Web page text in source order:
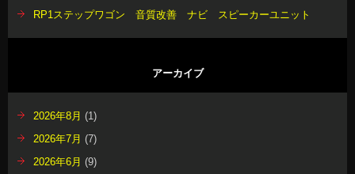
RP1ステップワゴン 音質改善 ナビ スピーカーユニット
アーカイブ
2026年8月 (1)
2026年7月 (7)
2026年6月 (9)